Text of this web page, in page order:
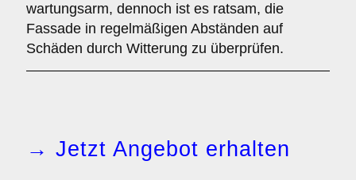
wartungsarm, dennoch ist es ratsam, die
Fassade in regelmäßigen Abständen auf
Schäden durch Witterung zu überprüfen.
→ Jetzt Angebot erhalten